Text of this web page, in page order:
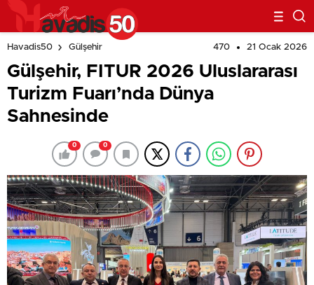
Havadis50 Gülşehir 470 21 Ocak 2026
Gülşehir, FITUR 2026 Uluslararası
Turizm Fuarı’nda Dünya
Sahnesinde
0 0